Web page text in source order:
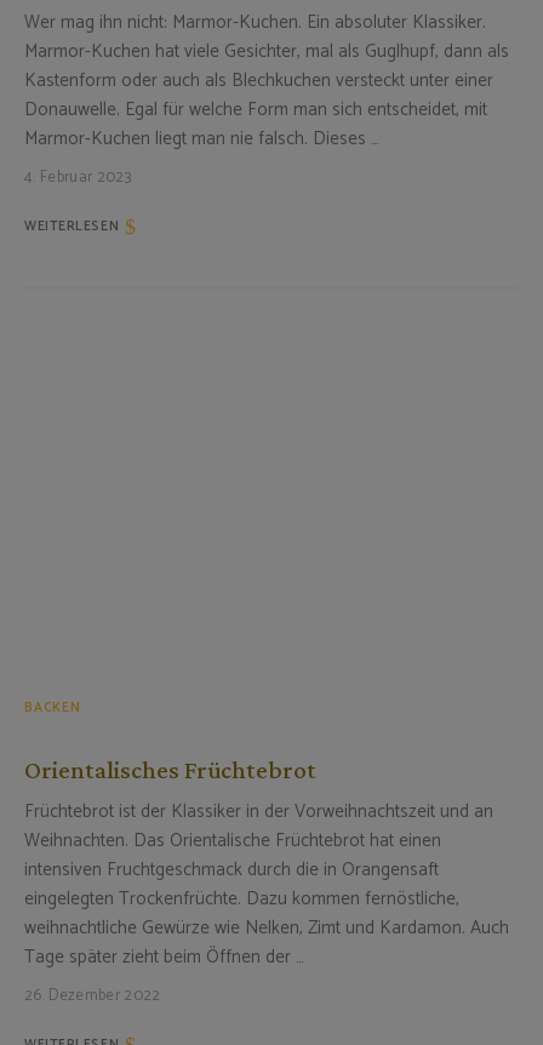
Wer mag ihn nicht: Marmor-Kuchen. Ein absoluter Klassiker.
Marmor-Kuchen hat viele Gesichter, mal als Guglhupf, dann als
Kastenform oder auch als Blechkuchen versteckt unter einer
Donauwelle. Egal für welche Form man sich entscheidet, mit
Marmor-Kuchen liegt man nie falsch. Dieses …
4. Februar 2023
WEITERLESEN
BACKEN
Orientalisches Früchtebrot
Früchtebrot ist der Klassiker in der Vorweihnachtszeit und an
Weihnachten. Das Orientalische Früchtebrot hat einen
intensiven Fruchtgeschmack durch die in Orangensaft
eingelegten Trockenfrüchte. Dazu kommen fernöstliche,
weihnachtliche Gewürze wie Nelken, Zimt und Kardamon. Auch
Tage später zieht beim Öffnen der …
26. Dezember 2022